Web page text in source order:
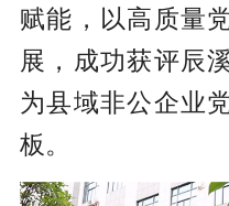
赋能，以高质量
展，成功获评辰
为县域非公企业
板。